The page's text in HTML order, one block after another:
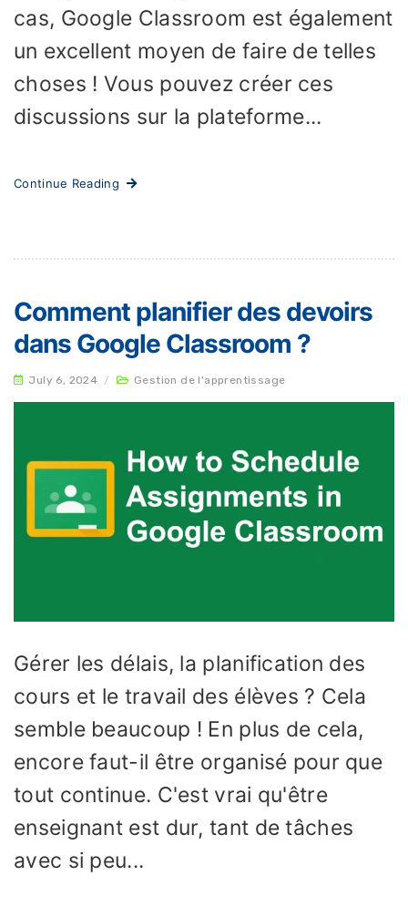
cas, Google Classroom est également
un excellent moyen de faire de telles
choses ! Vous pouvez créer ces
discussions sur la plateforme...
Continue Reading
Comment planifier des devoirs
dans Google Classroom ?
July 6, 2024 / Gestion de l'apprentissage
Gérer les délais, la planification des
cours et le travail des élèves ? Cela
semble beaucoup ! En plus de cela,
encore faut-il être organisé pour que
tout continue. C'est vrai qu'être
enseignant est dur, tant de tâches
avec si peu...